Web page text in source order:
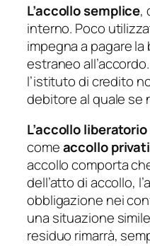
L’accollo semplice,
interno. Poco
impegna a pagare
estraneo
l’istituto di credito
debitore al quale se
L’accollo liberatorio
comeaccollo
accollo comporta
dell’atto di accollo,
obbligazione nei
una situazione
residuo rimarrà,